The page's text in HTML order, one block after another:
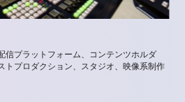
信プラットフォーム、コンテンツホルダ
トプロダクション、スタジオ、映像系制作